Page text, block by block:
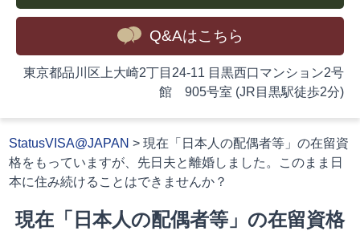
Q&Aはこちら
東京都品川区上大崎2丁目24-11 目黒西口マンション2号
館 905号室 (JR目黒駅徒歩2分)
StatusVISA@JAPAN >現在「日本人の配偶者等」の在留資
格をもっていますが、先日夫と離婚しました。このまま日
本に住み続けることはできませんか？
現在「日本人の配偶者等」の在留資格